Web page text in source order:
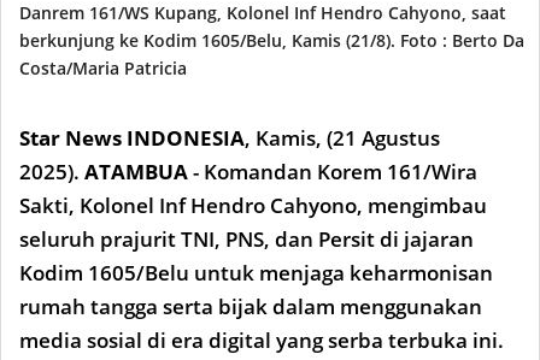
Danrem 161/WS Kupang, Kolonel Inf Hendro Cahyono, saat
berkunjung ke Kodim 1605/Belu, Kamis (21/8). Foto : Berto Da
Costa/Maria Patricia
Star News INDONESIA, Kamis, (21 Agustus
2025). ATAMBUA- Komandan Korem 161/Wira
Sakti, Kolonel Inf Hendro Cahyono, mengimbau
seluruh prajurit TNI, PNS, dan Persit di jajaran
Kodim 1605/Belu untuk menjaga keharmonisan
rumah tangga serta bijak dalam menggunakan
media sosial di era digital yang serba terbuka ini.